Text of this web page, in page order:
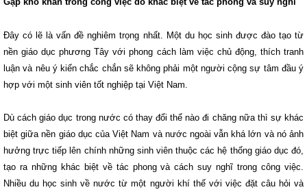
Đây có lẽ là vấn đề nghiêm trọng nhất. Một du học sinh được đào tạo từ
nền giáo dục phương Tây với phong cách làm việc chủ động, thích tranh
luận và nêu ý kiến chắc chắn sẽ không phải một người cộng sự tâm đầu ý
hợp với một sinh viên tốt nghiệp tại Việt Nam.
Dù cách giáo dục trong nước có thay đổi thế nào đi chăng nữa thì sự khác
biệt giữa nền giáo dục của Việt Nam và nước ngoài vẫn khá lớn và nó ảnh
hưởng trực tiếp lên chính những sinh viên thuộc các hệ thống giáo dục đó,
tạo ra những khác biệt về tác phong và cách suy nghĩ trong công việc.
Nhiều du học sinh về nước từ một người khí thế với việc đặt câu hỏi và